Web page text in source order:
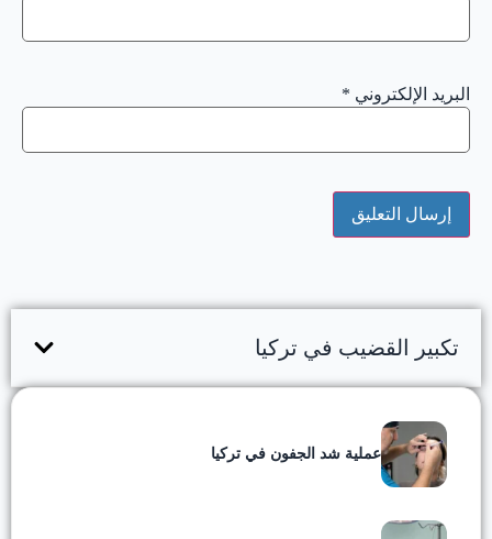
البريد الإلكتروني *
تكبير القضيب في تركيا
عملية شد الجفون في تركيا